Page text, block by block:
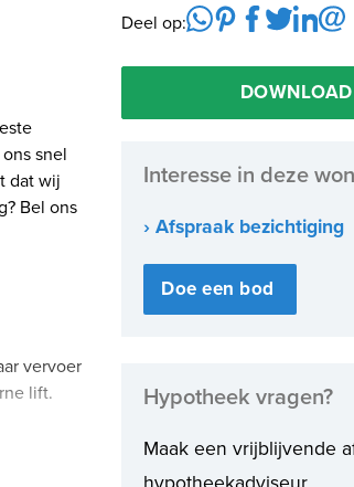
snel
dat wij
Bel ons
vervoer
lift.
Deel op:
Interesse in deze
› Afspraak bezichtiging
Doe een bod
Hypotheek vragen?
Maak een vrijblijvende